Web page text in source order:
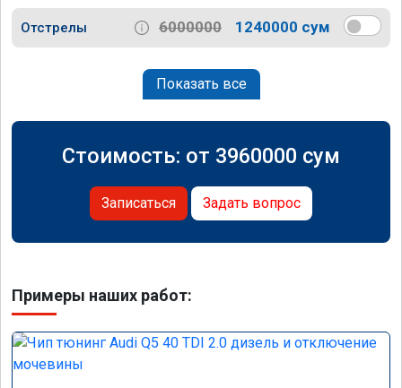
Отстрелы 6000000 1240000 сум
Показать все
Стоимость: от 3960000 сум
Записаться Задать вопрос
Примеры наших работ: